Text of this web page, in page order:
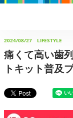
2024/08/27 LIFESTYLE
痛くて高い歯
トキット普及